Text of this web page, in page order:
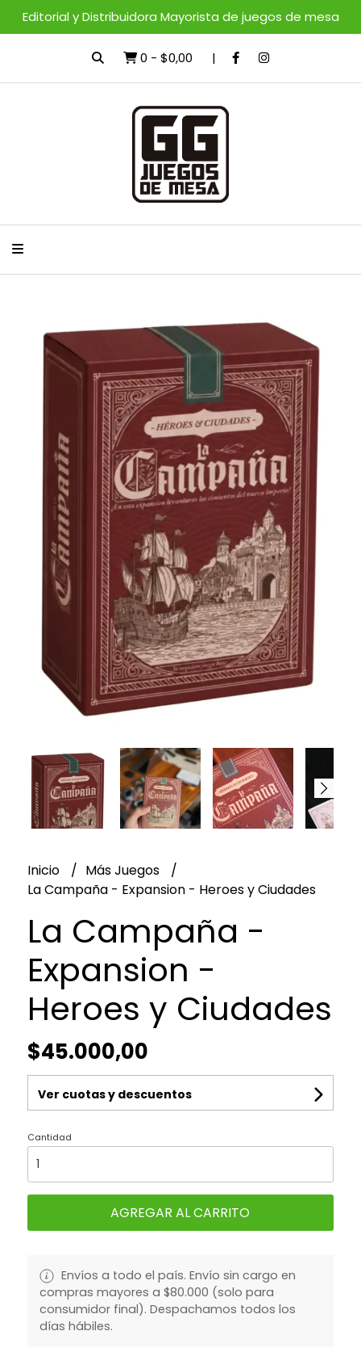
Editorial y Distribuidora Mayorista de juegos de mesa
0 - $0,00
Inicio
Más Juegos
La Campaña - Expansion - Heroes y Ciudades
La Campaña -
Expansion -
Heroes y Ciudades
$45.000,00
Ver cuotas y descuentos
Cantidad
AGREGAR AL CARRITO
Envíos a todo el país. Envío sin cargo en
compras mayores a $80.000 (solo para
consumidor final). Despachamos todos los
días hábiles.